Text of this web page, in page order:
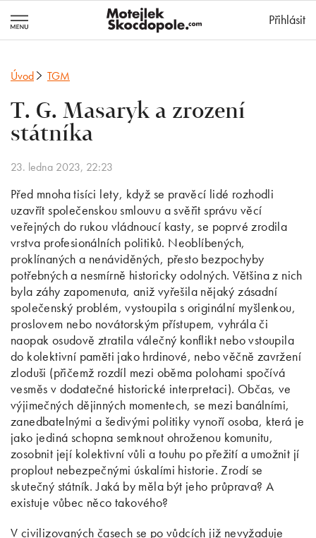
Přihlásit
Úvod TGM
T. G. Masaryk a zrození
státníka
23. ledna 2023, 22:23
Před mnoha tisíci lety, když se pravěcí lidé rozhodli
uzavřít společenskou smlouvu a svěřit správu věcí
veřejných do rukou vládnoucí kasty, se poprvé zrodila
vrstva profesionálních politiků. Neoblíbených,
proklínaných a nenáviděných, přesto bezpochyby
potřebných a nesmírně historicky odolných. Většina z nich
byla záhy zapomenuta, aniž vyřešila nějaký zásadní
společenský problém, vystoupila s originální myšlenkou,
proslovem nebo novátorským přístupem, vyhrála či
naopak osudově ztratila válečný konflikt nebo vstoupila
do kolektivní paměti jako hrdinové, nebo věčně zavržení
zloduši (přičemž rozdíl mezi oběma polohami spočívá
vesměs v dodatečné historické interpretaci). Občas, ve
výjimečných dějinných momentech, se mezi banálními,
zanedbatelnými a šedivými politiky vynoří osoba, která je
jako jediná schopna semknout ohroženou komunitu,
zosobnit její kolektivní vůli a touhu po přežití a umožnit jí
proplout nebezpečnými úskalími historie. Zrodí se
skutečný státník. Jaká by měla být jeho průprava? A
existuje vůbec něco takového?
V civilizovaných časech se po vůdcích již nevyžaduje